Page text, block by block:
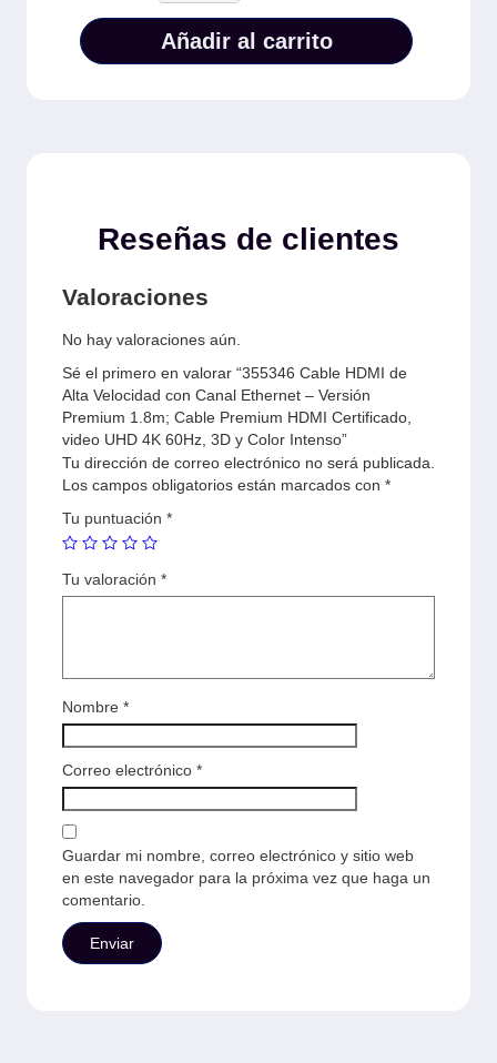
Añadir al carrito
Reseñas de clientes
Valoraciones
No hay valoraciones aún.
Sé el primero en valorar “355346 Cable HDMI de
Alta Velocidad con Canal Ethernet – Versión
Premium 1.8m; Cable Premium HDMI Certificado,
video UHD 4K 60Hz, 3D y Color Intenso”
Tu dirección de correo electrónico no será publicada.
Los campos obligatorios están marcados con *
Tu puntuación *
Tu valoración *
Nombre *
Correo electrónico *
Guardar mi nombre, correo electrónico y sitio web
en este navegador para la próxima vez que haga un
comentario.